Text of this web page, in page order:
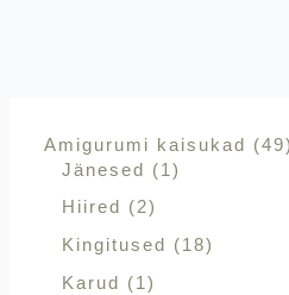
Amigurumi kaisukad
49
Jänesed
1
Hiired
2
Kingitused
18
Karud
1